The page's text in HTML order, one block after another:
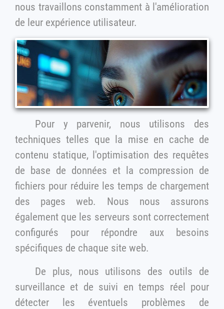
nous travaillons constamment à l'amélioration
de leur expérience utilisateur.
Pour y parvenir, nous utilisons des
techniques telles que la mise en cache de
contenu statique, l'optimisation des requêtes
de base de données et la compression de
fichiers pour réduire les temps de chargement
des pages web. Nous nous assurons
également que les serveurs sont correctement
configurés pour répondre aux besoins
spécifiques de chaque site web.
De plus, nous utilisons des outils de
surveillance et de suivi en temps réel pour
détecter les éventuels problèmes de